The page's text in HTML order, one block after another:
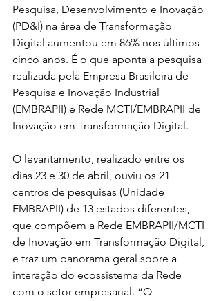
Pesquisa, Desenvolvimento e Inovação
(PD&I) na área de Transformação
Digital aumentou em 86% nos últimos
cinco anos. É o que aponta a pesquisa
realizada pela Empresa Brasileira de
Pesquisa e Inovação Industrial
(EMBRAPII) e Rede MCTI/EMBRAPII de
Inovação em Transformação Digital.
O levantamento, realizado entre os
dias 23 e 30 de abril, ouviu os 21
centros de pesquisas (Unidade
EMBRAPII) de 13 estados diferentes,
que compõem a Rede EMBRAPII/MCTI
de Inovação em Transformação Digital,
e traz um panorama geral sobre a
interação do ecossistema da Rede
com o setor empresarial. “O